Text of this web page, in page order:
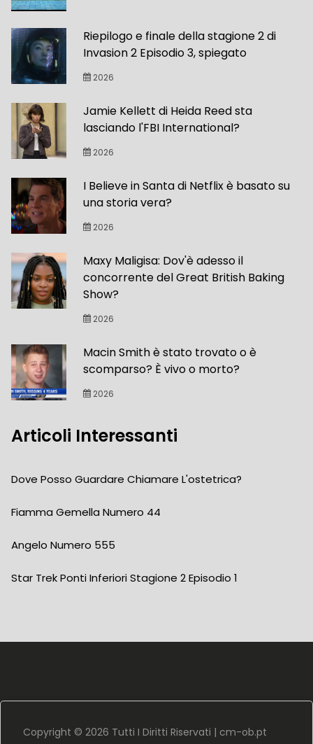
Riepilogo e finale della stagione 2 di
Invasion 2 Episodio 3, spiegato
2026
Jamie Kellett di Heida Reed sta
lasciando l'FBI International?
2026
I Believe in Santa di Netflix è basato su
una storia vera?
2026
Maxy Maligisa: Dov'è adesso il
concorrente del Great British Baking
Show?
2026
Macin Smith è stato trovato o è
scomparso? È vivo o morto?
2026
Articoli Interessanti
Dove Posso Guardare Chiamare L'ostetrica?
Fiamma Gemella Numero 44
Angelo Numero 555
Star Trek Ponti Inferiori Stagione 2 Episodio 1
Copyright © 2026 Tutti I Diritti Riservati | cm-ob.pt